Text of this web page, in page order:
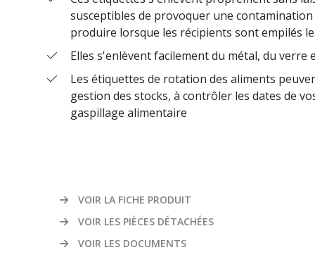
susceptibles de provoquer une contamination
produire lorsque les récipients sont empilés
Elles s'enlèvent facilement du métal, du verre
Les étiquettes de rotation des aliments
gestion des stocks, à contrôler les dates de
gaspillage alimentaire
VOIR LA FICHE PRODUIT
VOIR LES PIÈCES DÉTACHÉES
VOIR LES DOCUMENTS